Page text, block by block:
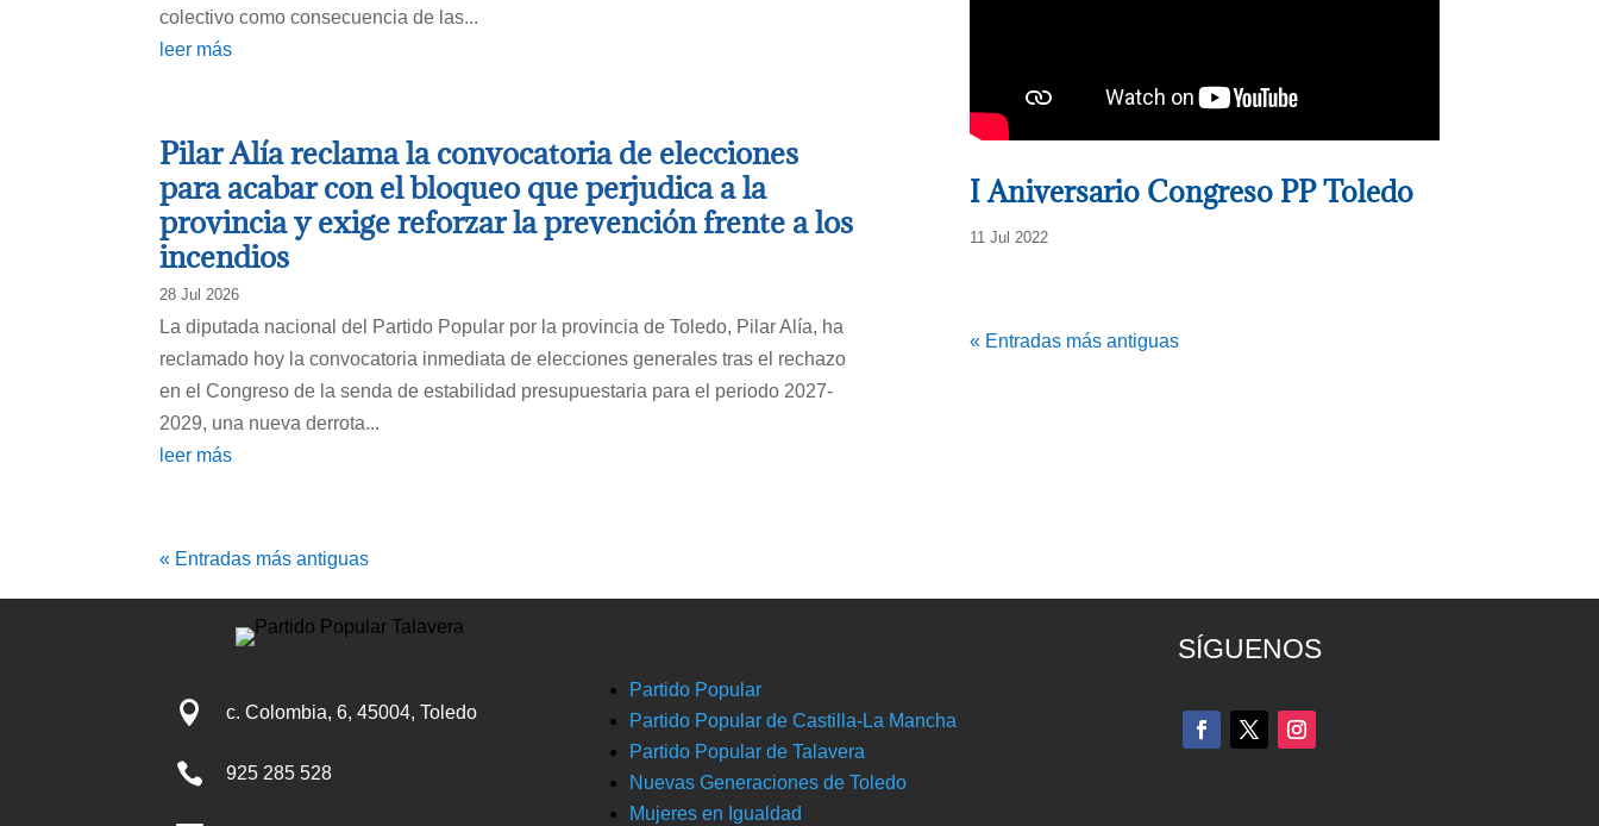
colectivo como consecuencia de las...
leer más
Pilar Alía reclama la convocatoria de elecciones
para acabar con el bloqueo que perjudica a la
provincia y exige reforzar la prevención frente a los
incendios
28 Jul 2026
La diputada nacional del Partido Popular por la provincia de Toledo, Pilar Alía, ha
reclamado hoy la convocatoria inmediata de elecciones generales tras el rechazo
en el Congreso de la senda de estabilidad presupuestaria para el periodo 2027-
2029, una nueva derrota...
leer más
« Entradas más antiguas
I Aniversario Congreso PP Toledo
11 Jul 2022
« Entradas más antiguas
 c. Colombia, 6, 45004, Toledo
 925 285 528
Partido Popular
Partido Popular de Castilla-La Mancha
Partido Popular de Talavera
Nuevas Generaciones de Toledo
Mujeres en Igualdad
SÍGUENOS